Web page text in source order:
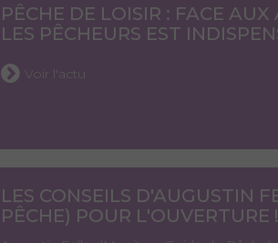
PÊCHE DE LOISIR : FACE
LES PÊCHEURS EST
Voir l'actu
LES CONSEILS D'AUGUSTIN
PÊCHE) POUR L'OUVERTURE !